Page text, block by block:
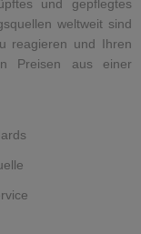
und gepflegtes
weltweit sind
reagieren und Ihren
Preisen aus einer